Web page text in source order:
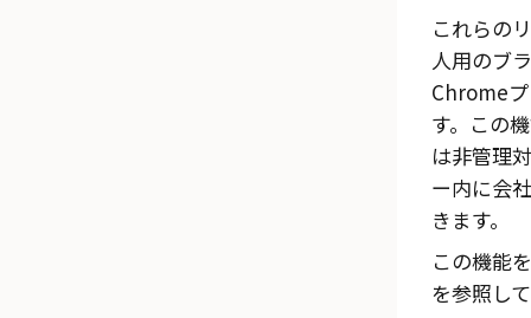
これらの
人用のブ
Chrome
す。この
は非管理
ー内に会
きます。
この機能
を参照し